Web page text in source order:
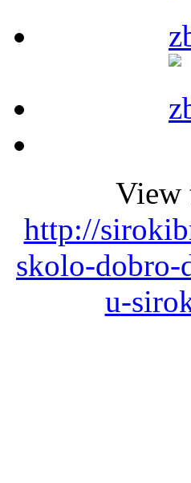
View
http://
skolo-dobro-
u-